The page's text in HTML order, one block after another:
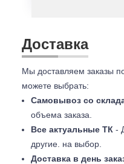
Доставка
Мы доставляем заказы
можете выбрать:
Самовывоз со
объема заказа.
Все актуальные ТК -
другие. на выбор.
Доставка в день